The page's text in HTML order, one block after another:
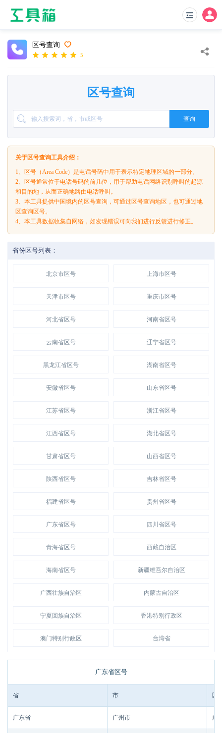
区号查询
5
区号查询
查询
关于区号查询工具介绍：
1、区号（Area Code）是电话号码中用于表示特定地理区域的一部分。
2、区号通常位于电话号码的前几位，用于帮助电话网络识别呼叫的起源
和目的地，从而正确地路由电话呼叫。
3、本工具提供中国境内的区号查询，可通过区号查询地区，也可通过地
区查询区号。
4、本工具数据收集自网络，如发现错误可向我们进行反馈进行修正。
省份区号列表：
北京市区号 上海市区号
天津市区号 重庆市区号
河北省区号 河南省区号
云南省区号 辽宁省区号
黑龙江省区号 湖南省区号
安徽省区号 山东省区号
江苏省区号 浙江省区号
江西省区号 湖北省区号
甘肃省区号 山西省区号
陕西省区号 吉林省区号
福建省区号 贵州省区号
广东省区号 四川省区号
青海省区号 西藏自治区
海南省区号 新疆维吾尔自治区
广西壮族自治区 内蒙古自治区
宁夏回族自治区 香港特别行政区
澳门特别行政区 台湾省
广东省区号
省 市 区/
广东省 广州市 广